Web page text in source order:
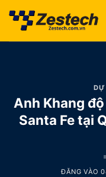
qua
DỰ
Anh Khang
Santa Fe tại
ĐĂNG VÀO